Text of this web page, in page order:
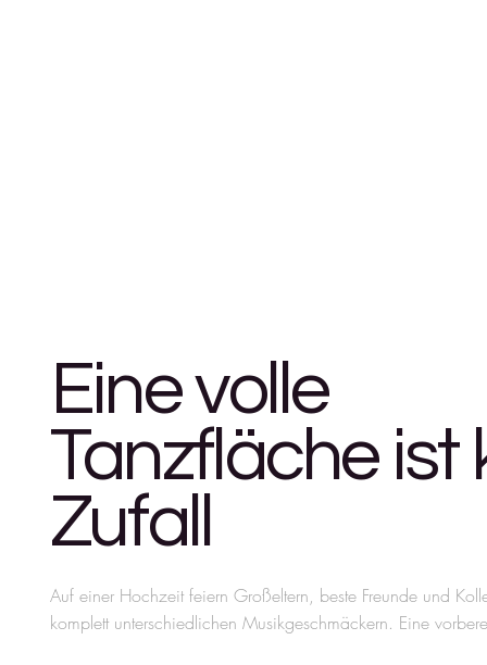
Eine volle
Tanzfläche ist
Zufall
Auf einer Hochzeit feiern Großeltern, beste Freunde und
komplett unterschiedlichen Musikgeschmäckern. Eine